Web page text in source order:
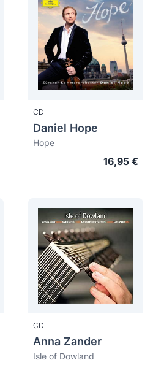
CD
Daniel Hope
Hope
16,95 €
CD
Anna Zander
Isle of Dowland